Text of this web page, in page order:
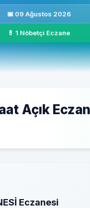
📅 09 Ağustos 2026
💊 1 Nöbetçi Eczane
Açık
Eczanesi